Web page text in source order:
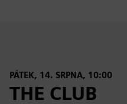
PÁTEK, 14. SRPNA, 10:00
THE CLUB